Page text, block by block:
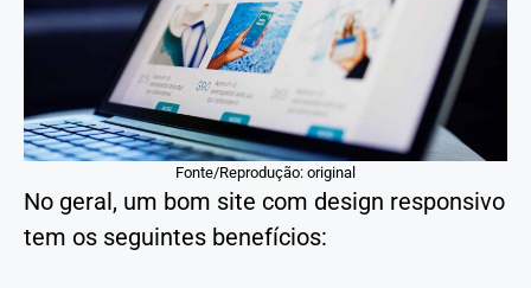
Fonte/Reprodução: original
No geral, um bom site com design responsivo
tem os seguintes benefícios: